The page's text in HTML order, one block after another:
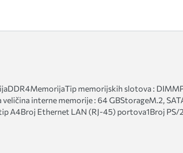
memorijskih slotova :
interne memorije : 64 GBStorageM.2,
A4Broj Ethernet LAN (RJ-45) portova1Broj PS/